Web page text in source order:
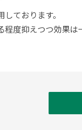
しております。
程度抑えつつ効果は